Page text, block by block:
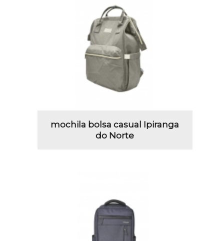
mochila bolsa casual Ipiranga
do Norte